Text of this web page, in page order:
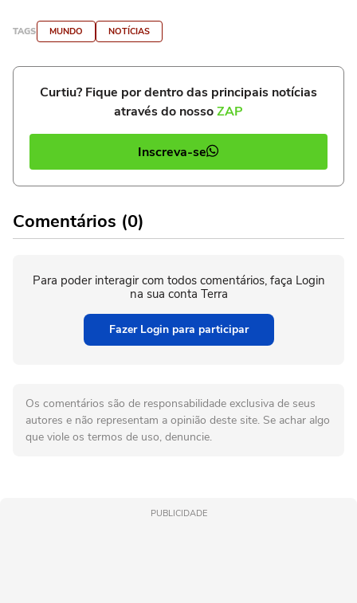
TAGS MUNDO NOTÍCIAS
Curtiu? Fique por dentro das principais notícias
através do nossoZAP
Inscreva-se
Comentários (0)
Para poder interagir com todos comentários, faça Login
na sua conta Terra
Fazer Login para participar
Os comentários são de responsabilidade exclusiva de seus
autores e não representam a opinião deste site. Se achar algo
que viole os termos de uso, denuncie.
PUBLICIDADE